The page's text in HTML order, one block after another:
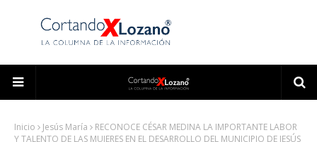
Inicio Jesús María
RECONOCE CÉSAR MEDINA LA IMPORTANTE LABOR
Y TALENTO DE LAS MUJERES EN EL DESARROLLO DEL MUNICIPIO DE JESÚS